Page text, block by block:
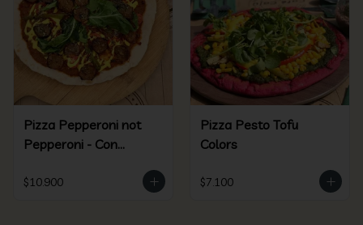
Pizza Pepperoni not
Pepperoni - Con
$10.900
Pizza Pesto Tofu
Colors
$7.100